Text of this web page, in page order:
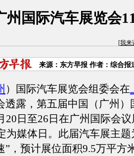
州国际汽车展览会
[我来
来源：东方早报 作者：综合报
）国际汽车展览会组委会在
透露，第五届中国（广州）
20日至26日在广州国际会
为媒体日。此届汽车展主题
”，预计展位面积9.5万平方